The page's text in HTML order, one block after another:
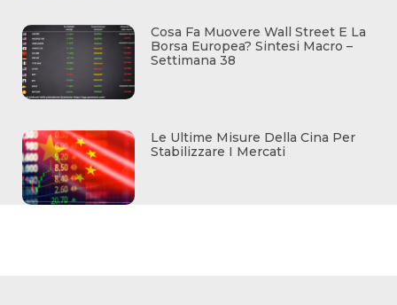
Cosa Fa Muovere Wall Street E La
Borsa Europea? Sintesi Macro –
Settimana 38
Le Ultime Misure Della Cina Per
Stabilizzare I Mercati